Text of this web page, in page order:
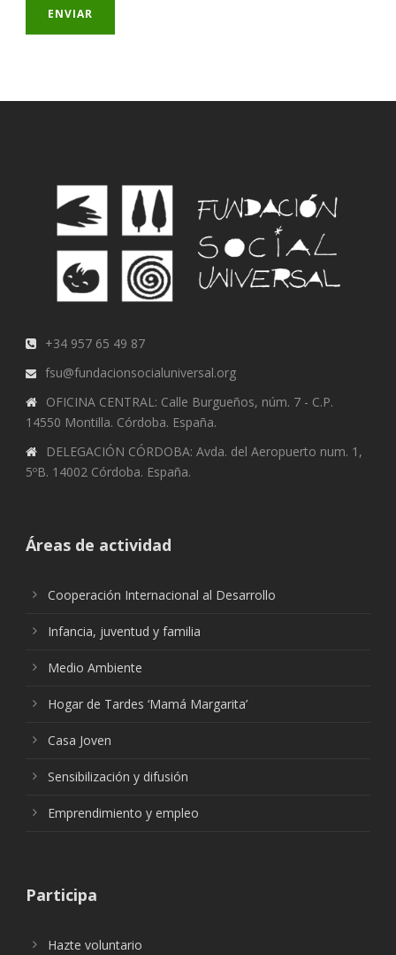
+34 957 65 49 87
fsu@fundacionsocialuniversal.org
OFICINA CENTRAL: Calle Burgueños, núm. 7 - C.P.
14550 Montilla. Córdoba. España.
DELEGACIÓN CÓRDOBA: Avda. del Aeropuerto num. 1,
5ºB. 14002 Córdoba. España.
Áreas de actividad
Cooperación Internacional al Desarrollo
Infancia, juventud y familia
Medio Ambiente
Hogar de Tardes ‘Mamá Margarita’
Casa Joven
Sensibilización y difusión
Emprendimiento y empleo
Participa
Hazte voluntario